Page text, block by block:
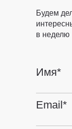
Имя*
Email*
Будем
в неделю